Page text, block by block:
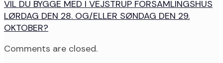
VIL DU BYGGE MED I VEJSTRUP FORSAMLINGSHUS
LØRDAG DEN 28. OG/ELLER SØNDAG DEN 29.
OKTOBER?
Comments are closed.